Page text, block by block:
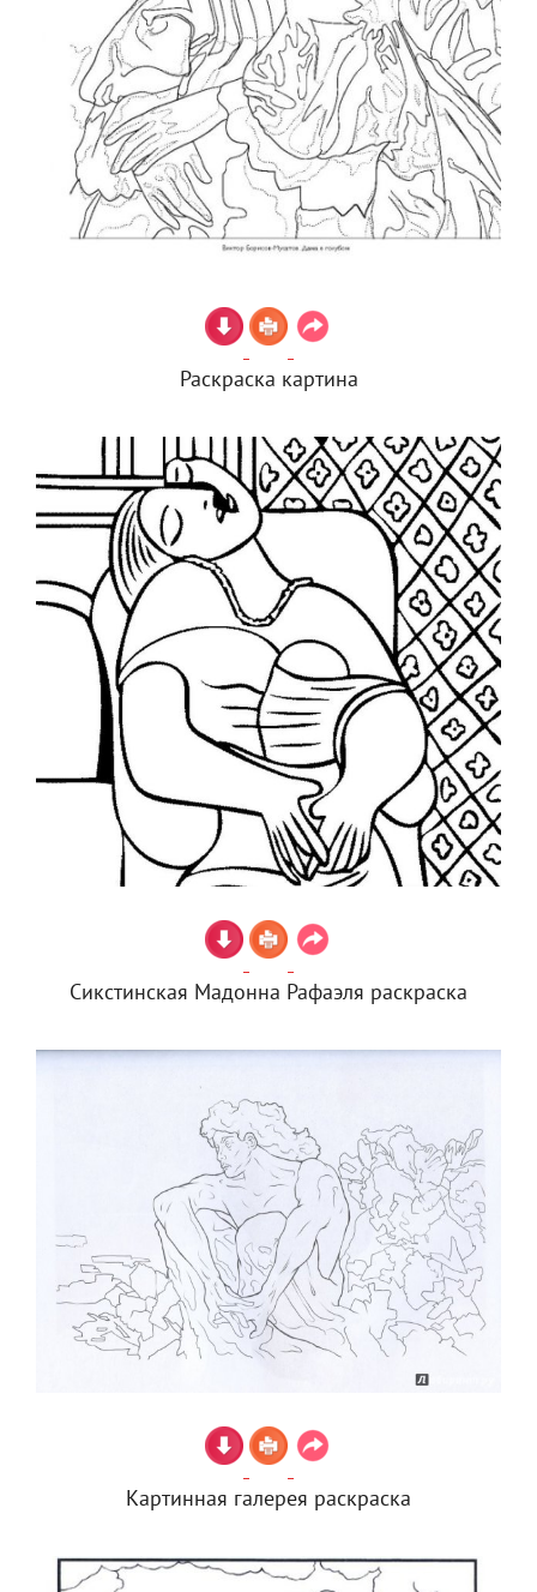
Раскраска картина
Сикстинская Мадонна Рафаэля раскраска
Картинная галерея раскраска